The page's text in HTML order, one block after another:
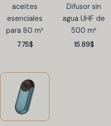
aceites
esenciales
para 80 m²
7.75$
Difusor sin
agua UHF de
500 m³
15.89$